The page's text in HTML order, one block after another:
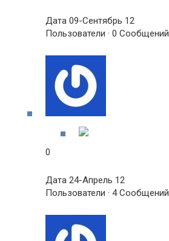
Дата 09-Сентябрь 12
Пользователи · 0 Сообщений
0
Дата 24-Апрель 12
Пользователи · 4 Сообщений